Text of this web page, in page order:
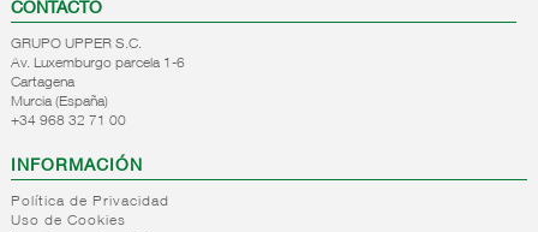
CONTACTO
GRUPO UPPER S.C.
Av. Luxemburgo parcela 1-6
Cartagena
Murcia (España)
+34 968 32 71 00
INFORMACIÓN
Política de Privacidad
Uso de Cookies